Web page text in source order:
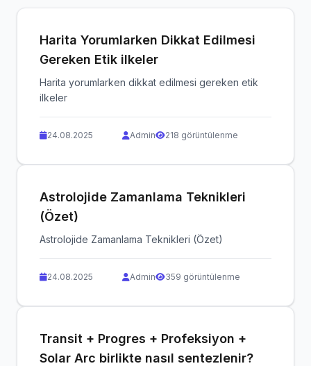
Harita Yorumlarken Dikkat Edilmesi
Gereken Etik ilkeler
Harita yorumlarken dikkat edilmesi gereken etik
ilkeler
24.08.2025 Admin 218 görüntülenme
Astrolojide Zamanlama Teknikleri
(Özet)
Astrolojide Zamanlama Teknikleri (Özet)
24.08.2025 Admin 359 görüntülenme
Transit + Progres + Profeksiyon +
Solar Arc birlikte nasıl sentezlenir?